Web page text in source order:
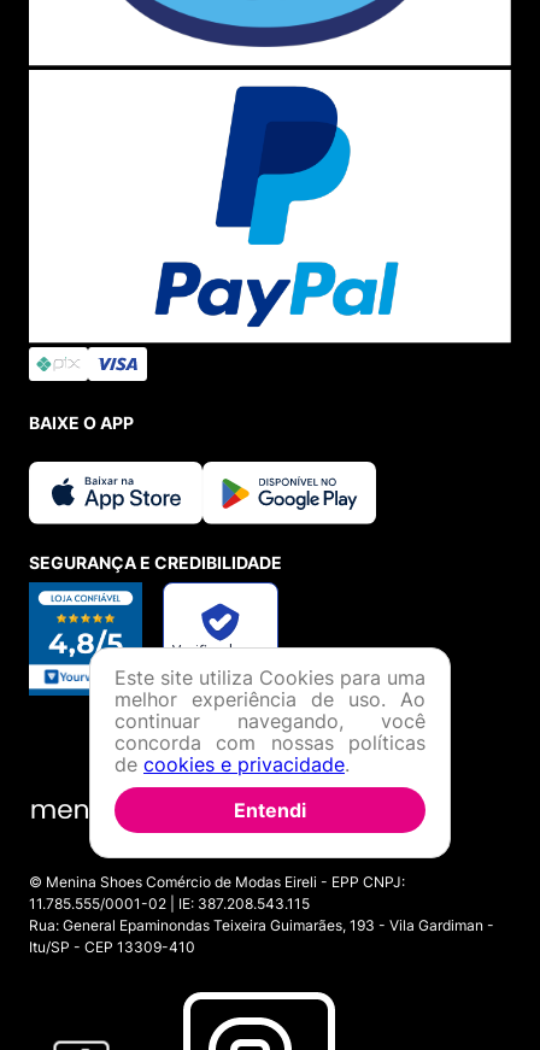
BAIXE O APP
SEGURANÇA E CREDIBILIDADE
© Menina Shoes Comércio de Modas Eireli - EPP CNPJ:
11.785.555/0001-02 | IE: 387.208.543.115
Rua: General Epaminondas Teixeira Guimarães, 193 - Vila Gardiman -
Itu/SP - CEP 13309-410
Este site utiliza Cookies para uma
melhor experiência de uso. Ao
continuar navegando, você
concorda com nossas políticas
de cookies e privacidade.
Entendi